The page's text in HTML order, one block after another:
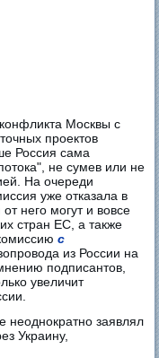
Москвы с
проектов
Россия сама
не сумев или не
На очереди
уже отказала в
него могут и вовсе
стран ЕС, а также
с
из России на
подписантов,
увеличит
неоднократно заявлял
Украину,